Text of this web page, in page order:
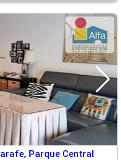
Parque Central